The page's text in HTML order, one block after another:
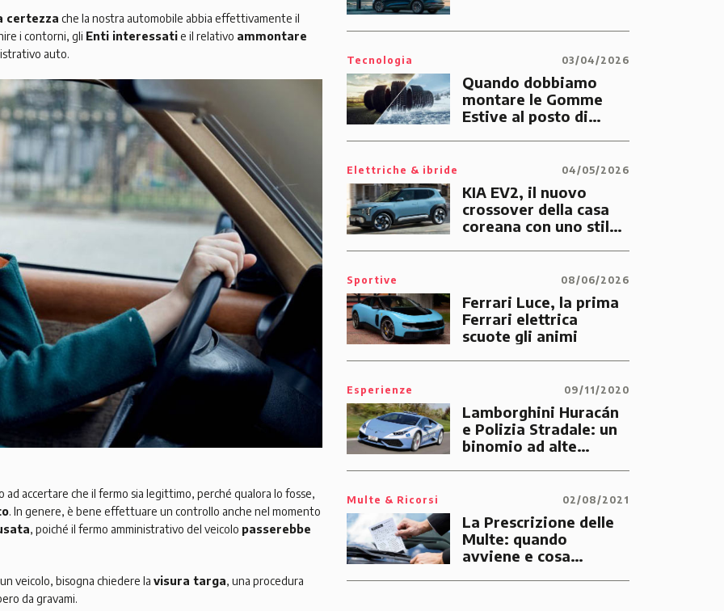
certezza che la nostra automobile abbia effettivamente il
i contorni, gli Enti interessatie il relativo ammontare
auto.
ad accertare che il fermo sia legittimo, perché qualora lo fosse,
. In genere, è bene effettuare un controllo anche nel momento
, poiché il fermo amministrativo del veicolo passerebbe
veicolo, bisogna chiedere la visura targa, una procedura
da gravami.
Tecnologia 03/04/2026
Quando dobbiamo
montare le Gomme
Estive al posto di
Elettriche & ibride 04/05/2026
KIA EV2, il nuovo
crossover della casa
coreana con uno stile
Sportive 08/06/2026
Ferrari Luce, la prima
Ferrari elettrica
scuote gli animi
Esperienze 09/11/2020
Lamborghini Huracán
e Polizia Stradale: un
binomio ad alte
Multe & Ricorsi 02/08/2021
La Prescrizione delle
Multe: quando
avviene e cosa